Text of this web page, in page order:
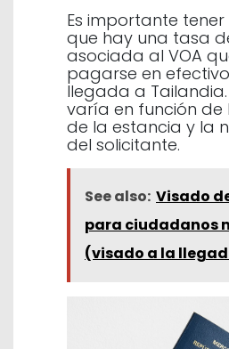
Es importante
que hay una tasa
asociada al VOA
pagarse en
llegada a
varía en función de
de la estancia y la
del solicitante.
See also: Visado
para ciudadanos
(visado a la